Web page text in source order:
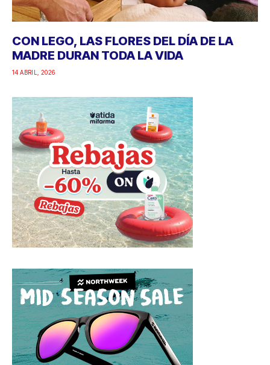
CON LEGO, LAS FLORES DEL DÍA DE LA
MADRE DURAN TODA LA VIDA
14 ABRIL, 2026